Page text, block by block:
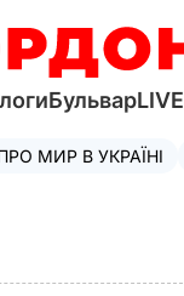
БульварLIVE
МИР В УКРАЇНІ